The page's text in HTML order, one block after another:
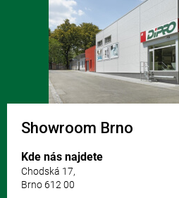
Showroom Brno
Kde nás najdete
Chodská 17,
Brno 612 00